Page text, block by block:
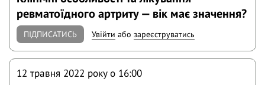
ревматоїдного артриту — вік має значення?
ПІДПИСАТИСЬ Увійти абозареєструватись
12 травня 2022 року o 16:00